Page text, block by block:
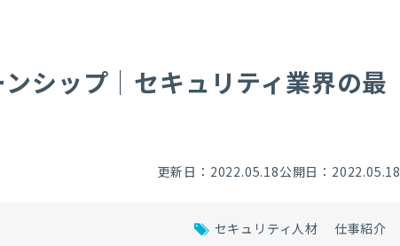
シップ｜セキュリティ業界の最
更新日：2022.05.18公開日：2022.05.18
セキュリティ人材 仕事紹介